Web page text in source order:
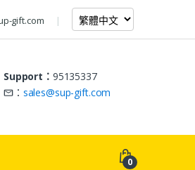
gift.com
Support： 95135337
： sales@sup-gift.com
0